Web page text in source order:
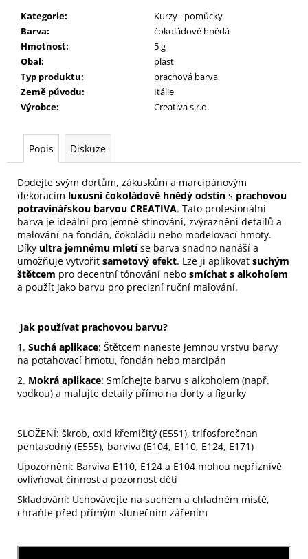
Kategorie:
Kurzy - pomůcky
Barva:
čokoládově hnědá
Hmotnost:
5 g
Obal:
plast
Typ produktu:
prachová barva
Země původu:
Itálie
Výrobce: Creativa s.r.o.
Popis Diskuze
Dodejte svým dortům, zákuskům a marcipánovým
dekoracím luxusní čokoládově hnědý odstín s prachovou
potravinářskou barvou CREATIVA. Tato profesionální
barva je ideální pro jemné stínování, zvýraznění detailů a
malování na fondán, čokoládu nebo modelovací hmoty.
Díky ultra jemnému mletíse barva snadno nanáší a
umožňuje vytvořit sametový efekt. Lze ji aplikovat suchým
štětcem pro decentní tónování nebo smíchat s alkoholem
a použít jako barvu pro precizní ruční malování.
Jak používat prachovou barvu?
1. Suchá aplikace: Štětcem naneste jemnou vrstvu barvy
na potahovací hmotu, fondán nebo marcipán
2. Mokrá aplikace: Smíchejte barvu s alkoholem (např.
vodkou) a malujte detaily přímo na dorty a figurky
SLOŽENÍ: škrob, oxid křemičitý (E551), trifosforečnan
pentasodný (E555), barviva (E104, E110, E124, E171)
Upozornění: Barviva E110, E124 a E104 mohou nepříznivě
ovlivňovat činnost a pozornost dětí
Skladování: Uchovávejte na suchém a chladném místě,
chraňte před přímým slunečním zářením
e